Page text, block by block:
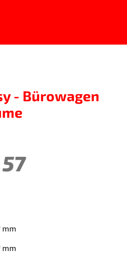
- Bürowagen
mm
mm